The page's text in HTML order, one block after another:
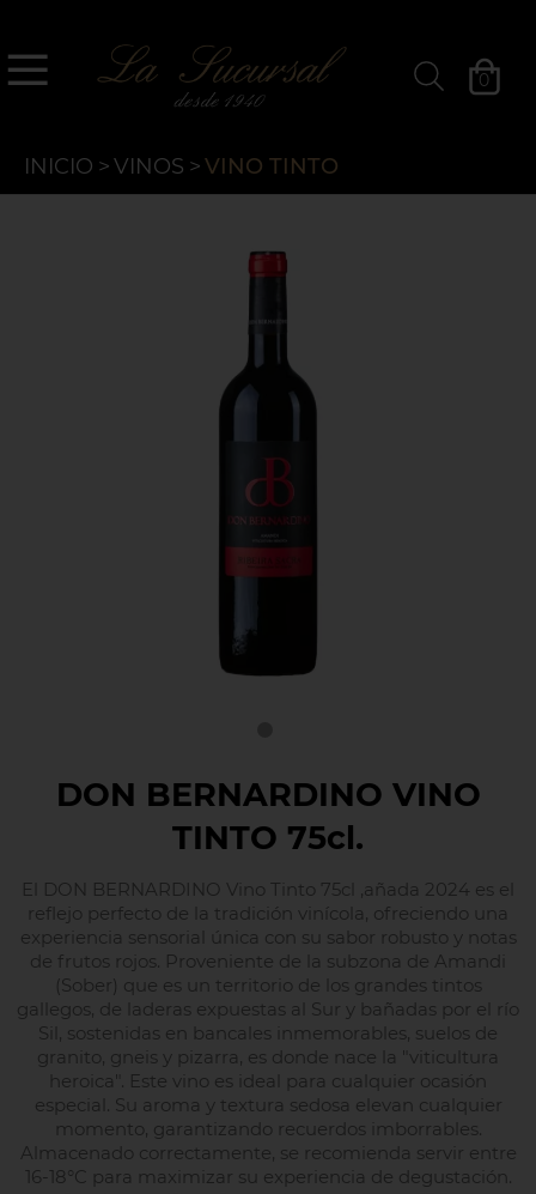
Filtros » 0
INICIO >VINOS >VINO TINTO
DON BERNARDINO VINO
TINTO 75cl.
El DON BERNARDINO Vino Tinto 75cl ,añada 2024 es el
reflejo perfecto de la tradición vinícola, ofreciendo una
experiencia sensorial única con su sabor robusto y notas
de frutos rojos. Proveniente de la subzona de Amandi
(Sober) que es un territorio de los grandes tintos
gallegos, de laderas expuestas al Sur y bañadas por el río
Sil, sostenidas en bancales inmemorables, suelos de
granito, gneis y pizarra, es donde nace la "viticultura
heroica". Este vino es ideal para cualquier ocasión
especial. Su aroma y textura sedosa elevan cualquier
momento, garantizando recuerdos imborrables.
Almacenado correctamente, se recomienda servir entre
16-18°C para maximizar su experiencia de degustación.